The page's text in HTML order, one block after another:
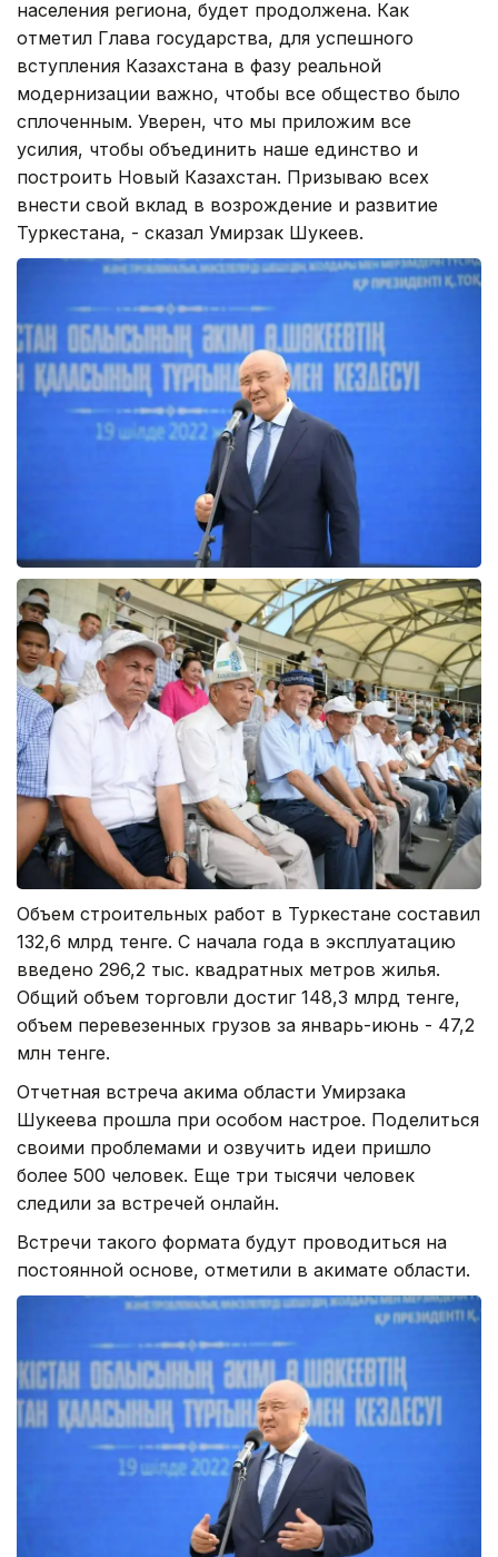
населения региона, будет продолжена. Как
отметил Глава государства, для успешного
вступления Казахстана в фазу реальной
модернизации важно, чтобы все общество было
сплоченным. Уверен, что мы приложим все
усилия, чтобы объединить наше единство и
построить Новый Казахстан. Призываю всех
внести свой вклад в возрождение и развитие
Туркестана, - сказал Умирзак Шукеев.
Объем строительных работ в Туркестане составил
132,6 млрд тенге. С начала года в эксплуатацию
введено 296,2 тыс. квадратных метров жилья.
Общий объем торговли достиг 148,3 млрд тенге,
объем перевезенных грузов за январь-июнь - 47,2
млн тенге.
Отчетная встреча акима области Умирзака
Шукеева прошла при особом настрое. Поделиться
своими проблемами и озвучить идеи пришло
более 500 человек. Еще три тысячи человек
следили за встречей онлайн.
Встречи такого формата будут проводиться на
постоянной основе, отметили в акимате области.